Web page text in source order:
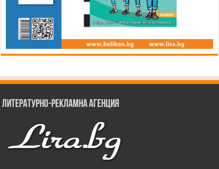
Литературно-рекламна агенция